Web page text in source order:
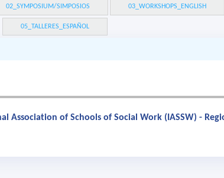
02_SYMPOSIUM/SIMPOSIOS 03_WORKSHOPS_ENGLISH
05_TALLERES_ESPAÑOL
Association of Schools of Social Work (IASSW) -